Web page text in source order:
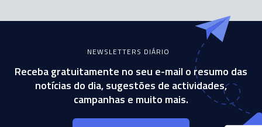
NEWSLETTERS DIÁRIO
Receba gratuitamente no seu e-mail o resumo das
notícias do dia, sugestões de actividades,
campanhas e muito mais.